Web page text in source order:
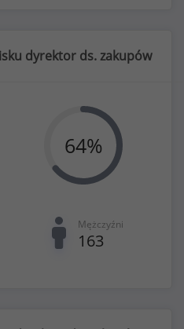
dyrektor ds. zakupów
64%
Mężczyźni
163